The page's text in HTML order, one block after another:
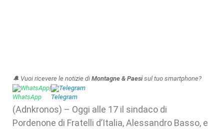
🔔 Vuoi ricevere le notizie di Montagne & Paesisul tuo smartphone?
WhatsApp| Telegram
(Adnkronos) – Oggi alle 17 il sindaco di
Pordenone di Fratelli d’Italia, Alessandro Basso, e